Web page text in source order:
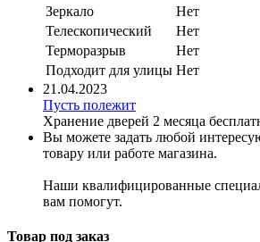
Зеркало
Нет
Телескопический
Нет
Терморазрыв
Нет
Подходит для улицы Нет
21.04.2023
Пусть полежит
Хранение дверей 2 месяца
Вы можете задать любой
товару или работе магазина.
Наши квалифицированные
вам помогут.
Товар под заказ